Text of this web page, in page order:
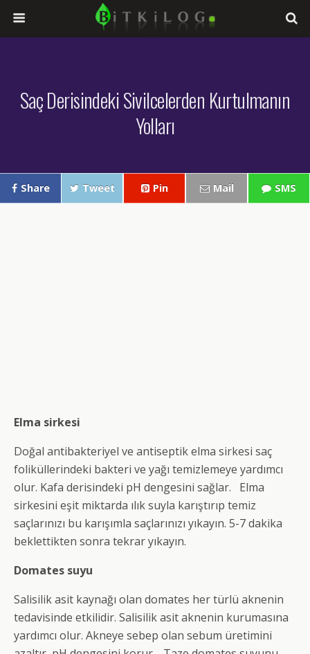
Saç Derisindeki Sivilcelerden Kurtulmanın
Yolları
Share Tweet Pin Mail SMS
Elma sirkesi
Doğal antibakteriyel ve antiseptik elma sirkesi saç
foliküllerindeki bakteri ve yağı temizlemeye yardımcı
olur. Kafa derisindeki pH dengesini sağlar. Elma
sirkesini eşit miktarda ılık suyla karıştırıp temiz
saçlarınızı bu karışımla saçlarınızı yıkayın. 5-7 dakika
beklettikten sonra tekrar yıkayın.
Domates suyu
Salisilik asit kaynağı olan domates her türlü aknenin
tedavisinde etkilidir. Salisilik asit aknenin kurumasına
yardımcı olur. Akneye sebep olan sebum üretimini